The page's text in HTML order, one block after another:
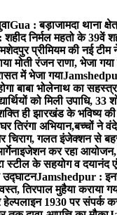
Gua : बड़ाजामदा थाना
निर्मल महतो के 39वें
प्रीमियम की नई टीम ने
मोती रंजन राणा, भेजा
में भेजा गया
बाबा भोलेनाथ का
को मिली उपाधि, 33
ही झारखंड के भविष्य
तिरंगा अभियान,बच्चों ने
गलत इंजेक्शन से
कर रहा
स्टील के सहयोग व
उद्घाटनJamshedpur :
तिरपाल मुहैया कराया
1930 पर संपर्क